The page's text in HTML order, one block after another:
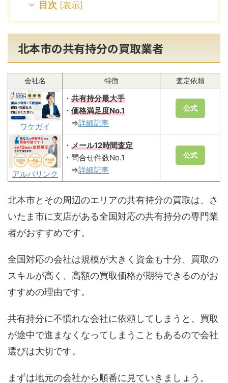
目次 [表示]
北本市の共有持分の買取業者
会社名 特徴 査定依頼
ワケガイ
・ 共有持分最大手
・ 価格満足度No.1
⇒詳細記事
公式
アルバリンク
・ メール12時間査定
・問合せ件数No.1
⇒詳細記事
公式
北本市とその周辺のエリアの共有持分の買取は、さ
いたま市に支店がある全国対応の共有持分の専門業
者がおすすめです。
全国対応の会社は規模が大きく資金も十分、買取の
スキルが高く、高額の買取価格が期待できるのがお
すすめの理由です。
共有持分に不慣れな会社に依頼してしまうと、買取
が途中で進まなくなってしまうこともあるので会社
選びは大切です。
まずは地元の会社から順番に見ていきましょう。